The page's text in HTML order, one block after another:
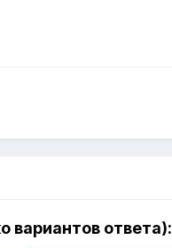
вариантов ответа):